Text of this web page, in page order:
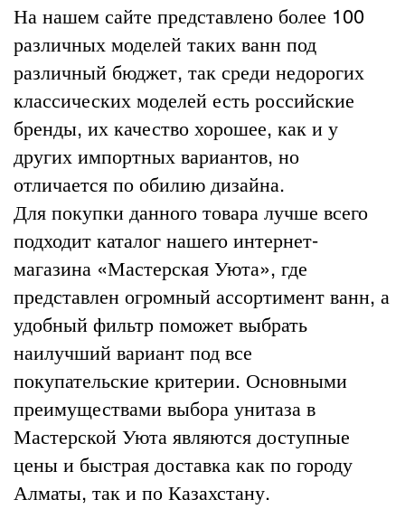
На нашем сайте представлено более 100
различных моделей таких ванн под
различный бюджет, так среди недорогих
классических моделей есть российские
бренды, их качество хорошее, как и у
других импортных вариантов, но
отличается по обилию дизайна.
Для покупки данного товара лучше всего
подходит каталог нашего интернет-
магазина «Мастерская Уюта», где
представлен огромный ассортимент ванн, а
удобный фильтр поможет выбрать
наилучший вариант под все
покупательские критерии. Основными
преимуществами выбора унитаза в
Мастерской Уюта являются доступные
цены и быстрая доставка как по городу
Алматы, так и по Казахстану.